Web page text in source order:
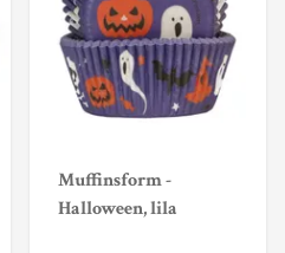
Muffinsform -
Halloween, lila